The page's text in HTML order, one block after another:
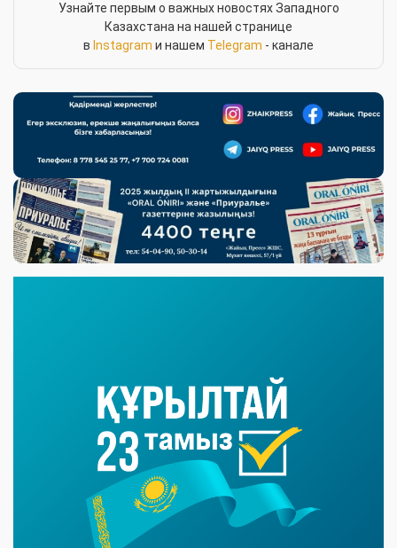
Узнайте первым о важных новостях Западного
Казахстана на нашей странице
в Instagram и нашем Telegram - канале